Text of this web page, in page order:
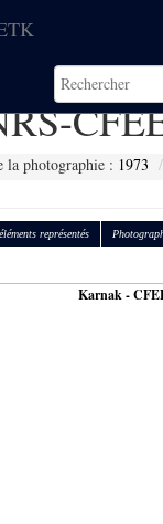
la photographie : 1973
représentés